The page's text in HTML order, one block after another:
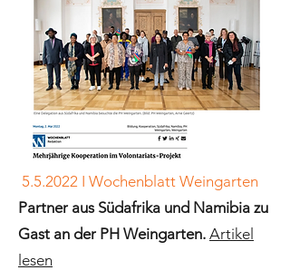
5.5.2022 I Wochenblatt Weingarten
Partner aus Südafrika und Namibia zu
Gast an der PH Weingarten. Artikel
lesen